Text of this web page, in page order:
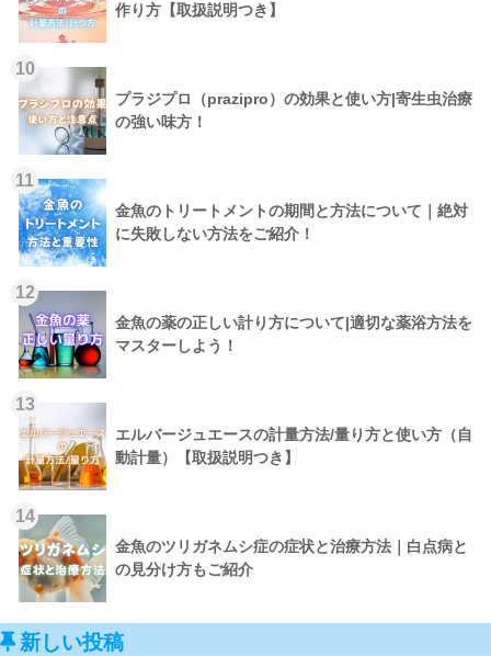
作り方【取扱説明つき】
10
プラジプロ（prazipro）の効果と使い方|寄生虫治療
の強い味方！
11
金魚のトリートメントの期間と方法について｜絶対
に失敗しない方法をご紹介！
12
金魚の薬の正しい計り方について|適切な薬浴方法を
マスターしよう！
13
エルバージュエースの計量方法/量り方と使い方（自
動計量）【取扱説明つき】
14
金魚のツリガネムシ症の症状と治療方法｜白点病と
の見分け方もご紹介
新しい投稿